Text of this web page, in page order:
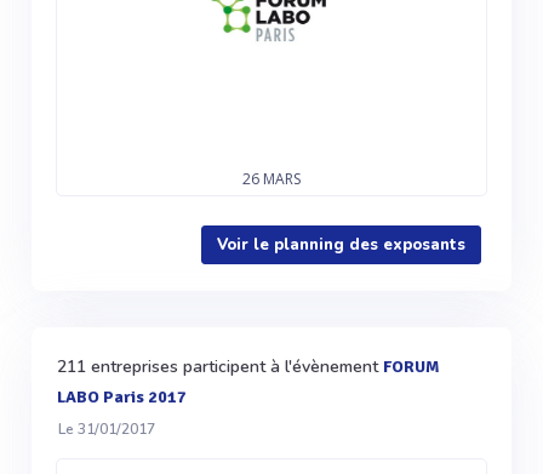
26 MARS
Voir le planning des exposants
211 entreprises participent à l'évènement FORUM
LABO Paris 2017
Le 31/01/2017